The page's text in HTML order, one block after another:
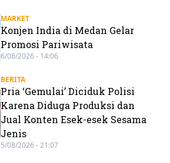
MARKET
Konjen India di Medan Gelar
Promosi Pariwisata
6/08/2026 - 14:06
BERITA
Pria ‘Gemulai’ Diciduk Polisi
Karena Diduga Produksi dan
Jual Konten Esek-esek Sesama
Jenis
5/08/2026 - 21:07